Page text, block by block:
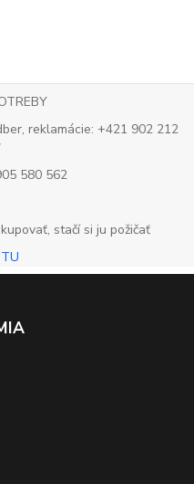
reklamácie: +421 902 212
580 562
stačí si ju požičať